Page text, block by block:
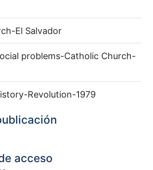
El Salvador
problems-Catholic Church-
Revolution-1979
acceso